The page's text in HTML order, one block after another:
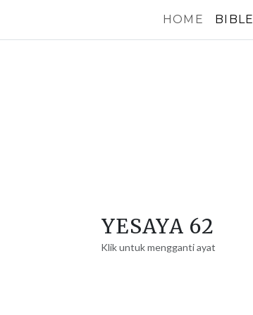
HOME BIBLE
YESAYA 62
Klik untuk mengganti ayat